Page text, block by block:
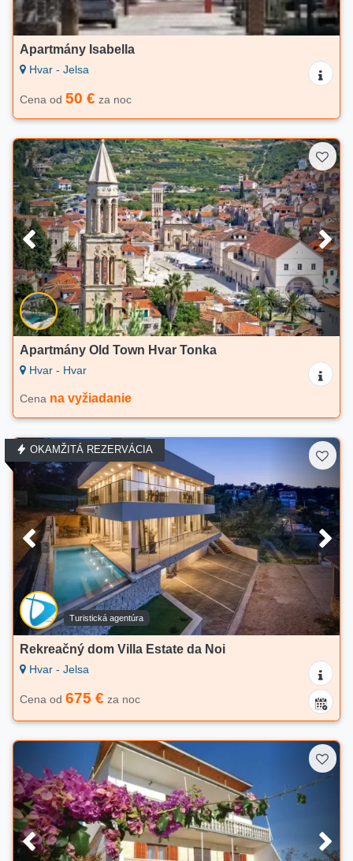
Apartmány Isabella
Hvar - Jelsa
Cena od 50 € za noc
Apartmány Old Town Hvar Tonka
Hvar - Hvar
Cena na vyžiadanie
OKAMŽITÁ REZERVÁCIA
Turistická agentúra
Rekreačný dom Villa Estate da Noi
Hvar - Jelsa
Cena od 675 € za noc